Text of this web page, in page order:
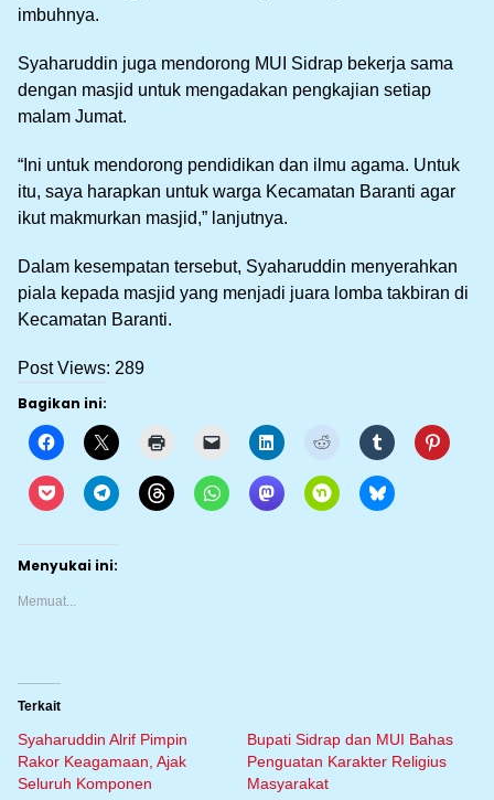
imbuhnya.
Syaharuddin juga mendorong MUI Sidrap bekerja sama
dengan masjid untuk mengadakan pengkajian setiap
malam Jumat.
“Ini untuk mendorong pendidikan dan ilmu agama. Untuk
itu, saya harapkan untuk warga Kecamatan Baranti agar
ikut makmurkan masjid,” lanjutnya.
Dalam kesempatan tersebut, Syaharuddin menyerahkan
piala kepada masjid yang menjadi juara lomba takbiran di
Kecamatan Baranti.
Post Views: 289
Bagikan ini:
Menyukai ini:
Memuat...
Terkait
Syaharuddin Alrif Pimpin
Rakor Keagamaan, Ajak
Seluruh Komponen
Bupati Sidrap dan MUI Bahas
Penguatan Karakter Religius
Masyarakat